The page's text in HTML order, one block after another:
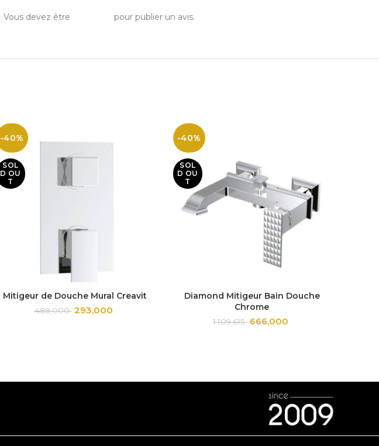
Vous devez être pour publier un avis.
-40%
SOL
D OU
T
Mitigeur de Douche Mural Creavit
488,000 293,000
-40%
SOL
D OU
T
Diamond Mitigeur Bain Douche
Chrome
1.109,615 666,000